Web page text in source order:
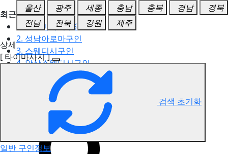
최근검색어
1. 일산마사지구인
2. 성남아로마구인
3. 스웨디시구인
4. 안산스웨디시구인
5. 아로마구인
인천서구 타이마사지 구인정보
울산
광주 세종 충남 충북 경남
경북
전남
전북 강원
제주
상세
[ 타이마사지 ]
검색 초기화
일반 구인정보